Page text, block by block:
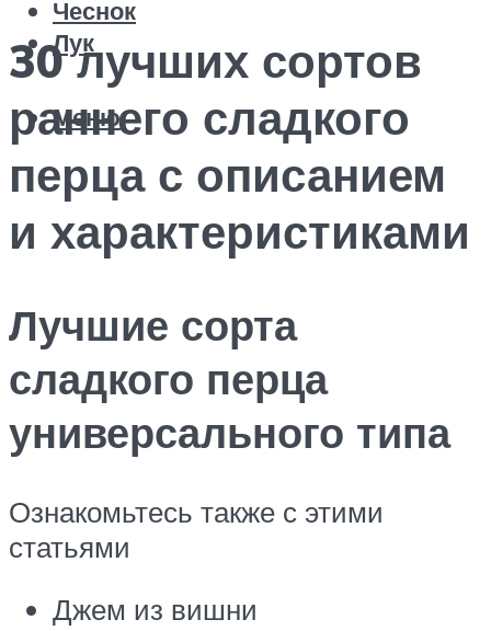
Чеснок
Лук
Меню
30 лучших сортов
раннего сладкого
перца с описанием
и характеристиками
Лучшие сорта
сладкого перца
универсального типа
Ознакомьтесь также с этими
статьями
Джем из вишни